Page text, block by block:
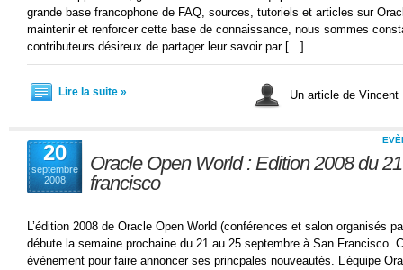
grande base francophone de FAQ, sources, tutoriels et articles sur
maintenir et renforcer cette base de connaissance, nous sommes
contributeurs désireux de partager leur savoir par […]
Lire la suite » Un article de
20
septembre
2008
Oracle Open World : Edition 2008 du
francisco
L’édition 2008 de Oracle Open World (conférences et salon organisés
débute la semaine prochaine du 21 au 25 septembre à San Francisco.
évènement pour faire annoncer ses princpales nouveautés. L’équipe